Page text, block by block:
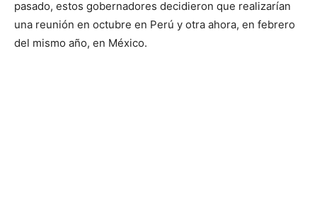
pasado, estos gobernadores decidieron que realizarían
una reunión en octubre en Perú y otra ahora, en febrero
del mismo año, en México.